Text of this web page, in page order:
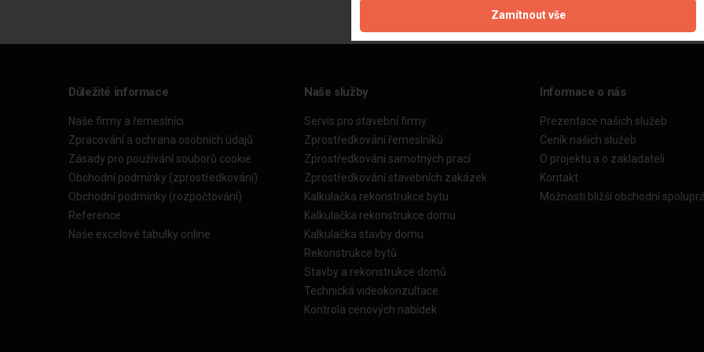
Důležité informace
Naše firmy a řemeslníci
Zpracování a ochrana osobních údajů
Zásady pro používání souborů cookie
Obchodní podmínky (zprostředkování)
Obchodní podmínky (rozpočtování)
Reference
Naše excelové tabulky online
Naše služby
Servis pro stavební firmy
Zprostředkování řemeslníků
Zprostředkování samotných prací
Zprostředkování stavebních zakázek
Kalkulačka rekonstrukce bytu
Kalkulačka rekonstrukce domu
Kalkulačka stavby domu
Rekonstrukce bytů
Stavby a rekonstrukce domů
Technická videokonzultace
Kontrola cenových nabídek
Informace o nás
Prezentace našich služeb
Ceník našich služeb
O projektu a o zakladateli
Kontakt
Možnosti bližší obchodní
Zamítnout vše